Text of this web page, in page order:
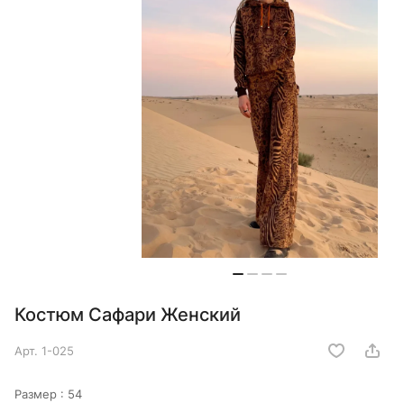
Костюм Сафари Женский
Арт. 1-025
Размер : 54